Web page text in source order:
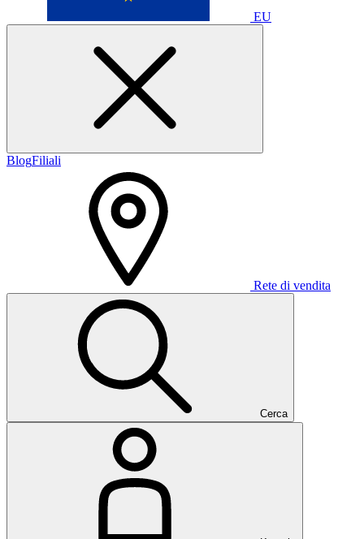
EU
BlogFiliali
Rete di vendita
Cerca